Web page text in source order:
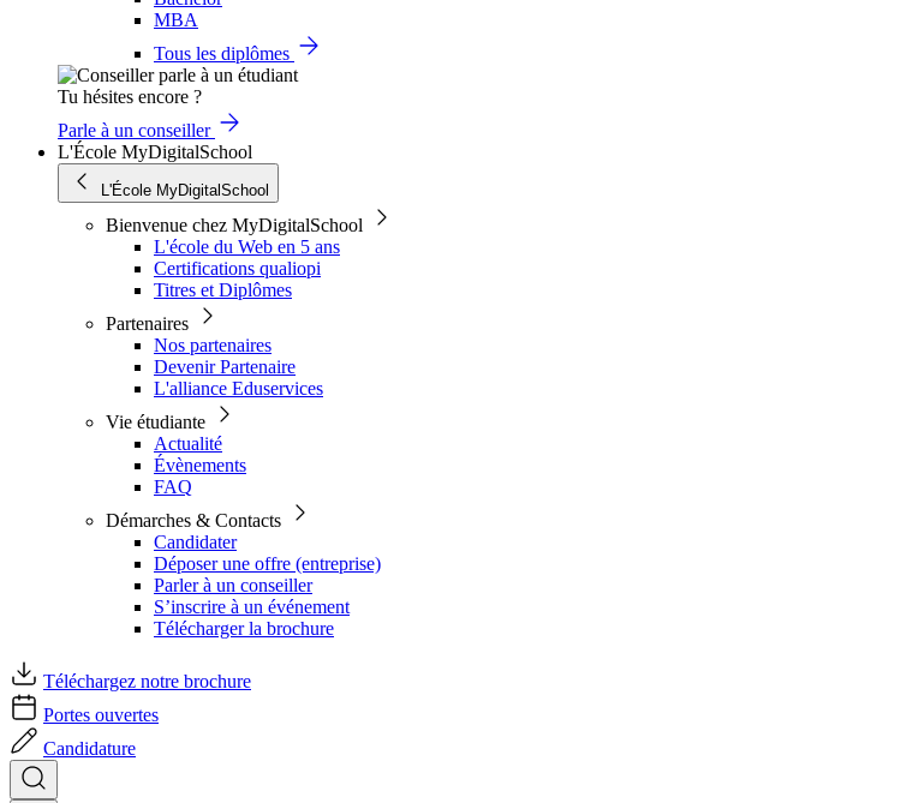
MBA
Tous les diplômes
Tu hésites encore ?
Parle à un conseiller
L'École MyDigitalSchool
L'École MyDigitalSchool
Bienvenue chez MyDigitalSchool
L'école du Web en 5 ans
Certifications qualiopi
Titres et Diplômes
Partenaires
Nos partenaires
Devenir Partenaire
L'alliance Eduservices
Vie étudiante
Actualité
Évènements
FAQ
Démarches & Contacts
Candidater
Déposer une offre (entreprise)
Parler à un conseiller
S’inscrire à un événement
Télécharger la brochure
Téléchargez notre brochure
Portes ouvertes
Candidature